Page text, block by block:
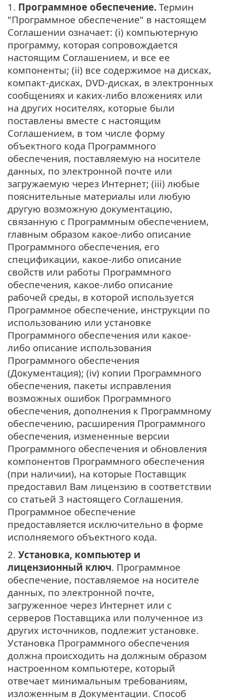
1. Программное обеспечение. Термин
"Программное обеспечение" в настоящем
Соглашении означает: (i) компьютерную
программу, которая сопровождается
настоящим Соглашением, и все ее
компоненты; (ii) все содержимое на дисках,
компакт-дисках, DVD-дисках, в электронных
сообщениях и каких-либо вложениях или
на других носителях, которые были
поставлены вместе с настоящим
Соглашением, в том числе форму
объектного кода Программного
обеспечения, поставляемую на носителе
данных, по электронной почте или
загружаемую через Интернет; (iii) любые
пояснительные материалы или любую
другую возможную документацию,
связанную с Программным обеспечением,
главным образом какое-либо описание
Программного обеспечения, его
спецификации, какое-либо описание
свойств или работы Программного
обеспечения, какое-либо описание
рабочей среды, в которой используется
Программное обеспечение, инструкции по
использованию или установке
Программного обеспечения или какое-
либо описание использования
Программного обеспечения
(Документация); (iv) копии Программного
обеспечения, пакеты исправления
возможных ошибок Программного
обеспечения, дополнения к Программному
обеспечению, расширения Программного
обеспечения, измененные версии
Программного обеспечения и обновления
компонентов Программного обеспечения
(при наличии), на которые Поставщик
предоставил Вам лицензию в соответствии
со статьей 3 настоящего Соглашения.
Программное обеспечение
предоставляется исключительно в форме
исполняемого объектного кода.
2. Установка, компьютер и
лицензионный ключ. Программное
обеспечение, поставляемое на носителе
данных, по электронной почте,
загруженное через Интернет или с
серверов Поставщика или полученное из
других источников, подлежит установке.
Установка Программного обеспечения
должна происходить на должным образом
настроенном компьютере, который
отвечает минимальным требованиям,
изложенным в Документации. Способ